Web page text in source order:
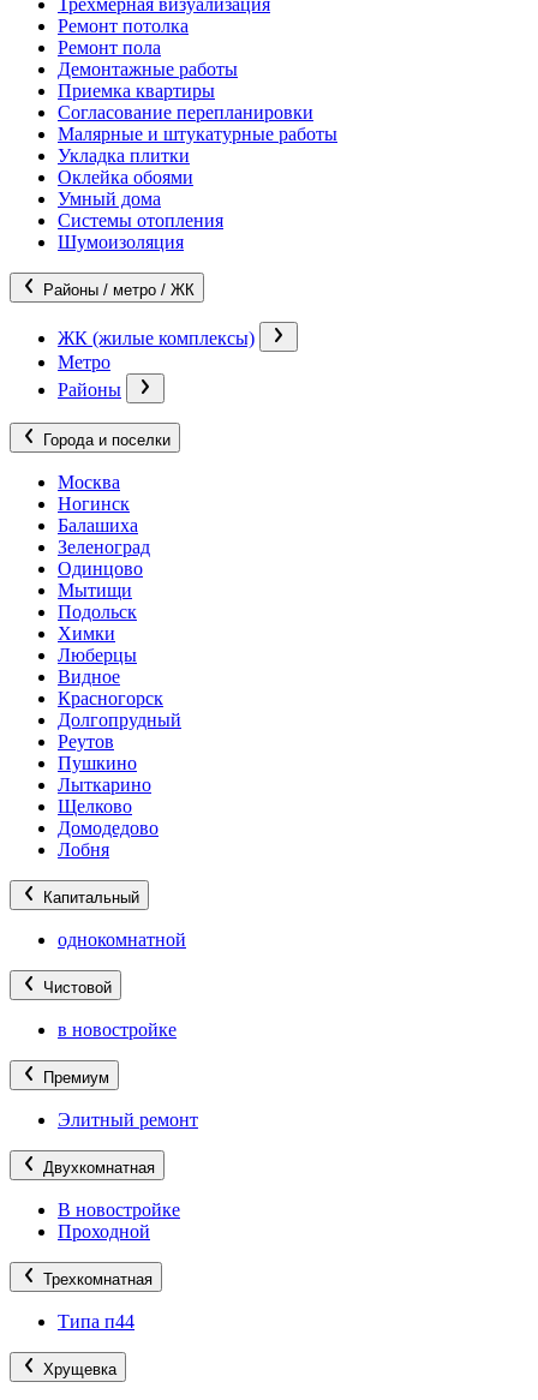
Трехмерная визуализация
Ремонт потолка
Ремонт пола
Демонтажные работы
Приемка квартиры
Согласование перепланировки
Малярные и штукатурные работы
Укладка плитки
Оклейка обоями
Умный дома
Системы отопления
Шумоизоляция
Районы / метро / ЖК
ЖК (жилые комплексы)
Метро
Районы
Города и поселки
Москва
Ногинск
Балашиха
Зеленоград
Одинцово
Мытищи
Подольск
Химки
Люберцы
Видное
Красногорск
Долгопрудный
Реутов
Пушкино
Лыткарино
Щелково
Домодедово
Лобня
Капитальный
однокомнатной
Чистовой
в новостройке
Премиум
Элитный ремонт
Двухкомнатная
В новостройке
Проходной
Трехкомнатная
Типа п44
Хрущевка